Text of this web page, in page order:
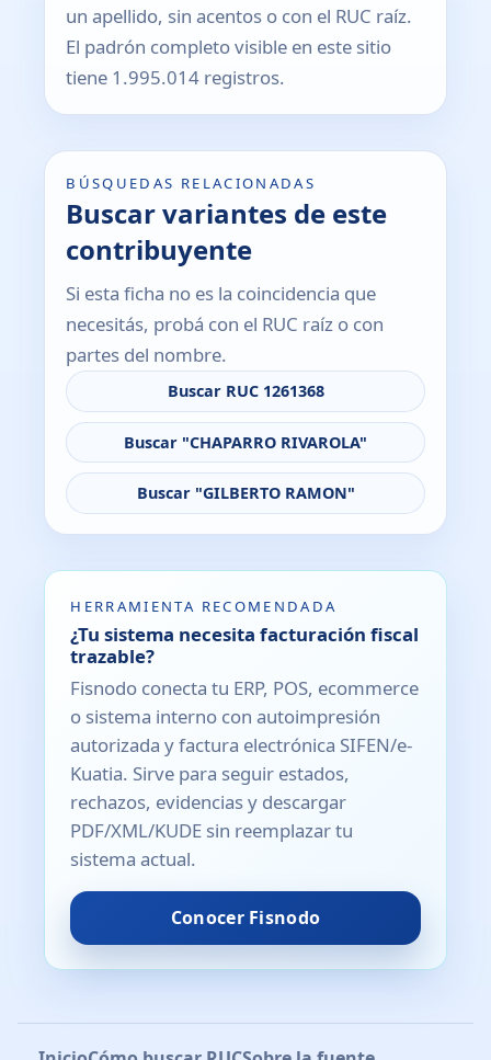
un apellido, sin acentos o con el RUC raíz.
El padrón completo visible en este sitio
tiene 1.995.014 registros.
BÚSQUEDAS RELACIONADAS
Buscar variantes de este
contribuyente
Si esta ficha no es la coincidencia que
necesitás, probá con el RUC raíz o con
partes del nombre.
Buscar RUC 1261368
Buscar "CHAPARRO RIVAROLA"
Buscar "GILBERTO RAMON"
HERRAMIENTA RECOMENDADA
¿Tu sistema necesita facturación fiscal
trazable?
Fisnodo conecta tu ERP, POS, ecommerce
o sistema interno con autoimpresión
autorizada y factura electrónica SIFEN/e-
Kuatia. Sirve para seguir estados,
rechazos, evidencias y descargar
PDF/XML/KUDE sin reemplazar tu
sistema actual.
Conocer Fisnodo